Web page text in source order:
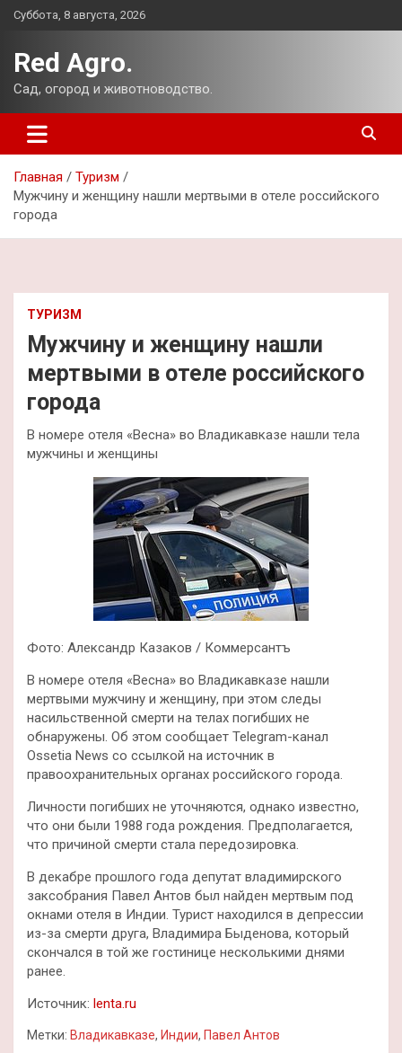
Перейти
Суббота, 8 августа, 2026
Red Agro.
Сад, огород и животноводство.
Главная
Туризм
Мужчину и женщину нашли мертвыми в отеле российского
города
ТУРИЗМ
Мужчину и женщину нашли
мертвыми в отеле российского
города
В номере отеля «Весна» во Владикавказе нашли тела
мужчины и женщины
Фото: Александр Казаков / Коммерсантъ
В номере отеля «Весна» во Владикавказе нашли
мертвыми мужчину и женщину, при этом следы
насильственной смерти на телах погибших не
обнаружены. Об этом сообщает Telegram-канал
Ossetia News со ссылкой на источник в
правоохранительных органах российского города.
Личности погибших не уточняются, однако известно,
что они были 1988 года рождения. Предполагается,
что причиной смерти стала передозировка.
В декабре прошлого года депутат владимирского
заксобрания Павел Антов был найден мертвым под
окнами отеля в Индии. Турист находился в депрессии
из-за смерти друга, Владимира Быденова, который
скончался в той же гостинице несколькими днями
ранее.
Источник: lenta.ru
Метки: Владикавказе, Индии, Павел Антов